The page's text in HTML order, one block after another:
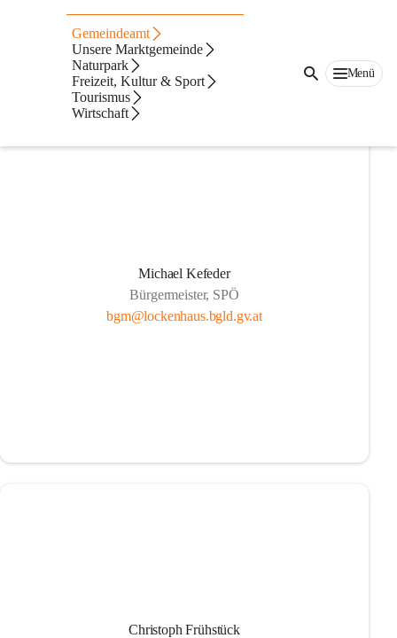
Gemeindeamt
Unsere Marktgemeinde
Naturpark
Freizeit, Kultur & Sport
Tourismus
Wirtschaft
Menü
Gemeindevertretung
Gemeindevorstand
Michael Kefeder
Bürgermeister, SPÖ
bgm@lockenhaus.bgld.gv.at
Christoph Frühstück